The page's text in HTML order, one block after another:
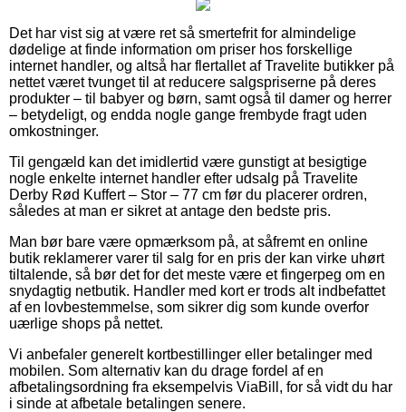
Det har vist sig at være ret så smertefrit for almindelige
dødelige at finde information om priser hos forskellige
internet handler, og altså har flertallet af Travelite butikker på
nettet været tvunget til at reducere salgspriserne på deres
produkter – til babyer og børn, samt også til damer og herrer
– betydeligt, og endda nogle gange frembyde fragt uden
omkostninger.
Til gengæld kan det imidlertid være gunstigt at besigtige
nogle enkelte internet handler efter udsalg på Travelite
Derby Rød Kuffert – Stor – 77 cm før du placerer ordren,
således at man er sikret at antage den bedste pris.
Man bør bare være opmærksom på, at såfremt en online
butik reklamerer varer til salg for en pris der kan virke uhørt
tiltalende, så bør det for det meste være et fingerpeg om en
snydagtig netbutik. Handler med kort er trods alt indbefattet
af en lovbestemmelse, som sikrer dig som kunde overfor
uærlige shops på nettet.
Vi anbefaler generelt kortbestillinger eller betalinger med
mobilen. Som alternativ kan du drage fordel af en
afbetalingsordning fra eksempelvis ViaBill, for så vidt du har
i sinde at afbetale betalingen senere.